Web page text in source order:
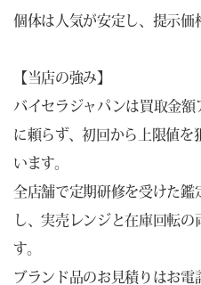
個体は人気が安定し、提示価
【当店の強み】
バイセラジャパンは買取金
に頼らず、初回から上限値
います。
全店舗で定期研修を受けた鑑
し、実売レンジと在庫回転
す。
ブランド品のお見積りはお電